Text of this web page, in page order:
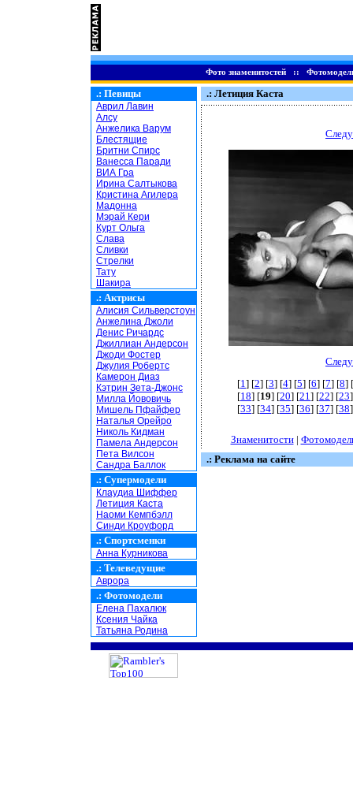
Фото знаменитостей::
.: Певицы
Аврил Лавин
Алсу
Анжелика Варум
Блестящие
Бритни Спирс
Ванесса Паради
ВИА Гра
Ирина Салтыкова
Кристина Агилера
Мадонна
Мэрай Кери
Курт Ольга
Слава
Сливки
Стрелки
Тату
Шакира
.: Актрисы
Алисия Сильверстоун
Анжелина Джоли
Денис Ричардс
Джиллиан Андерсон
Джоди Фостер
Джулия Робертс
Камерон Диаз
Кэтрин Зета-Джонс
Милла Йововичь
Мишель Пфайфер
Наталья Орейро
Николь Кидман
Памела Андерсон
Пета Вилсон
Сандра Баллок
.: Супермодели
Клаудиа Шиффер
Летиция Каста
Наоми Кемпбэлл
Синди Кроуфорд
.: Спортсменки
Анна Курникова
.: Телеведущие
Аврора
.: Фотомодели
Елена Пахалюк
Ксения Чайка
Татьяна Родина
.: Летиция Каста
[1] [2] [3] [4] [5] [6] [7] [8] [
[18] [19] [20] [21] [22] [23
[33] [34] [35] [36] [37] [38
Знаменитости|
.: Реклама на сайте